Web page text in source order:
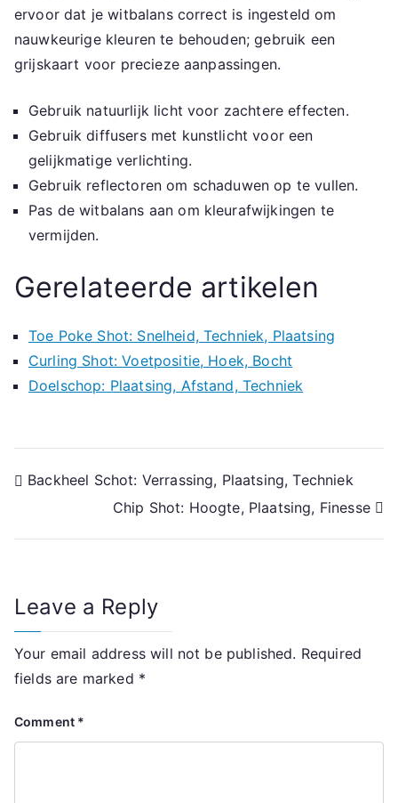
ervoor dat je witbalans correct is ingesteld om
nauwkeurige kleuren te behouden; gebruik een
grijskaart voor precieze aanpassingen.
Gebruik natuurlijk licht voor zachtere effecten.
Gebruik diffusers met kunstlicht voor een
gelijkmatige verlichting.
Gebruik reflectoren om schaduwen op te vullen.
Pas de witbalans aan om kleurafwijkingen te
vermijden.
Gerelateerde artikelen
Toe Poke Shot: Snelheid, Techniek, Plaatsing
Curling Shot: Voetpositie, Hoek, Bocht
Doelschop: Plaatsing, Afstand, Techniek
Post
navigation
Backheel Schot: Verrassing, Plaatsing, Techniek
Chip Shot: Hoogte, Plaatsing, Finesse
Leave a Reply
Your email address will not be published. Required
fields are marked *
Comment *